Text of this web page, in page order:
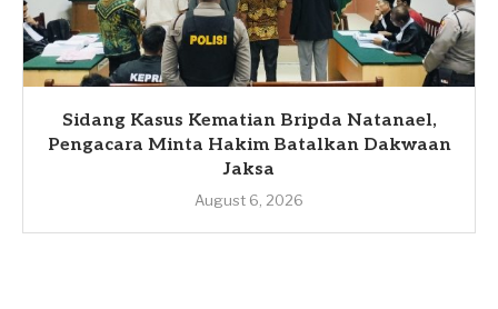
Sidang Kasus Kematian Bripda Natanael,
Pengacara Minta Hakim Batalkan Dakwaan
Jaksa
August 6, 2026